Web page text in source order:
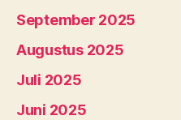
September 2025
Augustus 2025
Juli 2025
Juni 2025